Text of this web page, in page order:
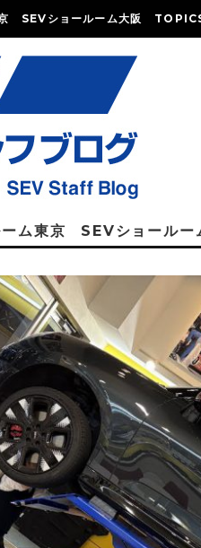
SEVショールーム大阪
ム東京 SEVショールー